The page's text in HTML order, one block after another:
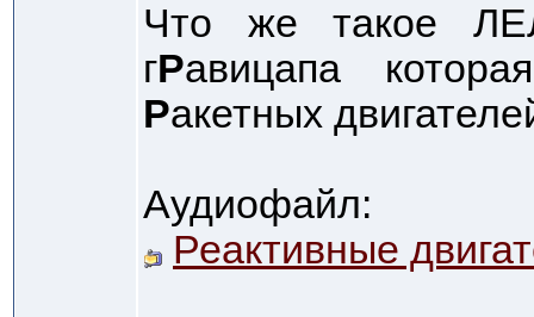
Что же такое
гРавицапа
Ракетных
Аудиофайл:
Реактивные